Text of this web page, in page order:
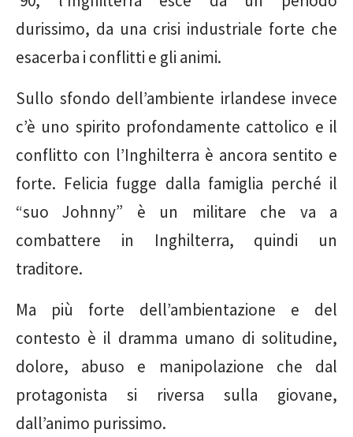
durissimo, da una crisi industriale forte che
esacerba i conflitti e gli animi.
Sullo sfondo dell’ambiente irlandese invece
c’è uno spirito profondamente cattolico e il
conflitto con l’Inghilterra è ancora sentito e
forte. Felicia fugge dalla famiglia perché il
“suo Johnny” è un militare che va a
combattere in Inghilterra, quindi un
traditore.
Ma più forte dell’ambientazione e del
contesto è il dramma umano di solitudine,
dolore, abuso e manipolazione che dal
protagonista si riversa sulla giovane,
dall’animo purissimo.